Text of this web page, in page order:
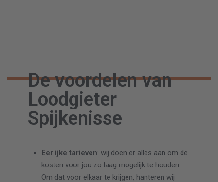
De voordelen van
Loodgieter
Spijkenisse
Eerlijke tarieven: wij doen er alles aan om de
kosten voor jou zo laag mogelijk te houden.
Om dat voor elkaar te krijgen, hanteren wij